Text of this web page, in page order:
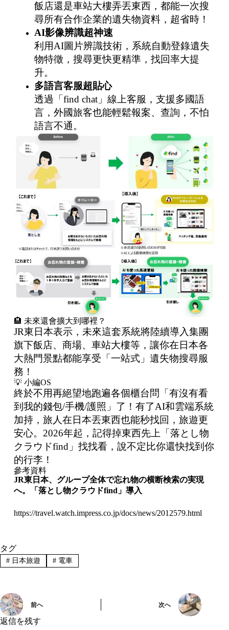
飯店還是車站大樓弄丟東西，都能一次搜
尋所有合作企業的遺失物資料，超省時！
AI影像辨識超神速
利用AI圖片辨識技術，系統自動登錄遺失
物特徵，搜尋更快更精準，找回率大提
升。
多語言客服超貼心
透過「find chat」線上客服，支援多國語
言，外國旅客也能輕鬆報案、查詢，不怕
語言不通。
🏨 未來還會擴大到哪裡？
JR東日本表示，未來這套系統將陸續導入集團
旗下飯店、商場、車站大樓等，讓你在日本各
大熱門景點都能享受「一站式」遺失物搜尋服
務！
💡 小編OS
終於不用再絕望地跑遍各個櫃台問「有沒有看
到我的錢包/手機/護照」了！有了AI和雲端系統
加持，旅人在日本丟東西也能秒找回，旅遊更
安心。2026年起，記得掉東西先上「落とし物
クラウドfind」找找看，說不定比你還快找到你
的行李！
參考資料
JR東日本、グループ全体で忘れ物の横断検索の実現
へ。「落とし物クラウドfind 」導入
https://travel.watch.impress.co.jp/docs/news/2012579.html
タグ
#日本旅遊 #電車
前へ 次へ
返信を残す